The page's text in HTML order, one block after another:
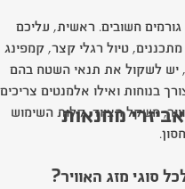
חשובים. ראשית, עליכם
טיול רגלי קצר, קמפינג
יש לשקול את תנאי השטח בהם
בנוחות ואילו אלמנטים צריכים
משקל הציוד, קלות השימוש
מחנאות
סוגי מזג האוויר?